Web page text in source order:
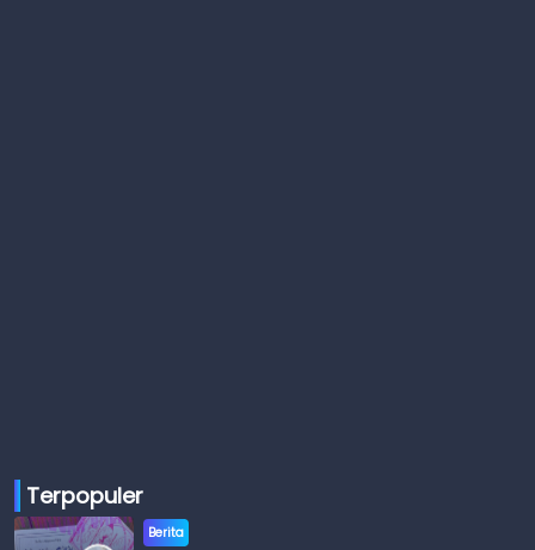
Terpopuler
Berita